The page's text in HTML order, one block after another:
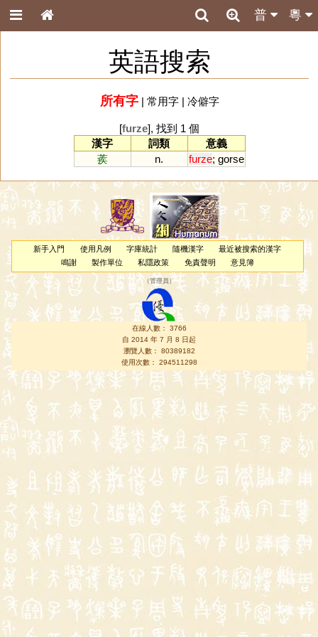
粵
普
英語搜索
所有字| 常用字| 冷僻字
[furze], 找到 1 個
漢字
詞類
意義
蒺
n. furze; gorse
新手入門 使用凡例 字庫統計 隨機漢字
最近被搜索的漢字
鳴謝
製作單位 私隱政策 免責聲明 意見簿
（管理員 ）
在線人數： 3766
自 2014 年 7 月 8 日起
瀏覽人數： 80389182
使用次數： 294511298